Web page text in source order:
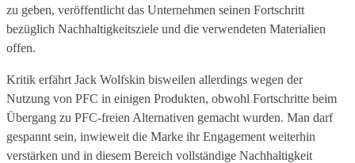
zu geben, veröffentlicht das Unternehmen seinen Fortschritt
bezüglich Nachhaltigkeitsziele und die verwendeten Materialien
offen.
Kritik erfährt Jack Wolfskin bisweilen allerdings wegen der
Nutzung von PFC in einigen Produkten, obwohl Fortschritte beim
Übergang zu PFC-freien Alternativen gemacht wurden. Man darf
gespannt sein, inwieweit die Marke ihr Engagement weiterhin
verstärken und in diesem Bereich vollständige Nachhaltigkeit